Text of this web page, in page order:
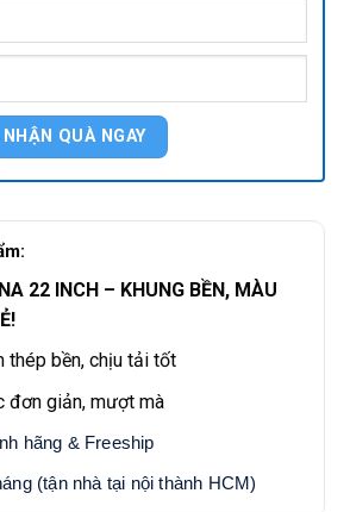
22 INCH – KHUNG BỀN, MÀU
thép bền, chịu tải tốt
đơn giản, mượt mà
hãng & Freeship
(tận nhà tại nội thành HCM)